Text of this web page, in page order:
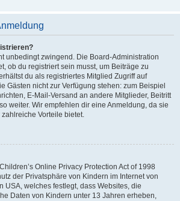
unbedingt zwingend. Die Board-Administration
ob du registriert sein musst, um Beiträge zu
du als registriertes Mitglied Zugriff auf
Gästen nicht zur Verfügung stehen: zum Beispiel
E-Mail-Versand an andere Mitglieder, Beitritt
weiter. Wir empfehlen dir eine Anmeldung, da sie
Vorteile bietet.
Online Privacy Protection Act of 1998
der Privatsphäre von Kindern im Internet von
USA, welches festlegt, dass Websites, die
Daten von Kindern unter 13 Jahren erheben,